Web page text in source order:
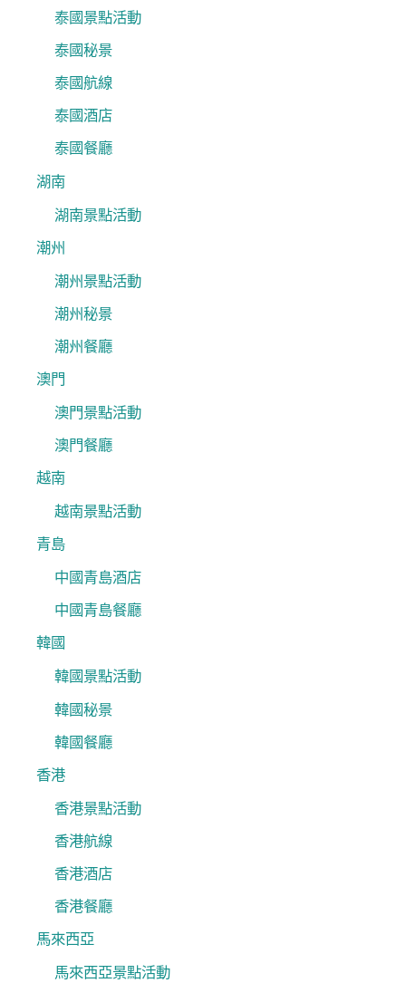
泰國景點活動
泰國秘景
泰國航線
泰國酒店
泰國餐廳
湖南
湖南景點活動
潮州
潮州景點活動
潮州秘景
潮州餐廳
澳門
澳門景點活動
澳門餐廳
越南
越南景點活動
青島
中國青島酒店
中國青島餐廳
韓國
韓國景點活動
韓國秘景
韓國餐廳
香港
香港景點活動
香港航線
香港酒店
香港餐廳
馬來西亞
馬來西亞景點活動